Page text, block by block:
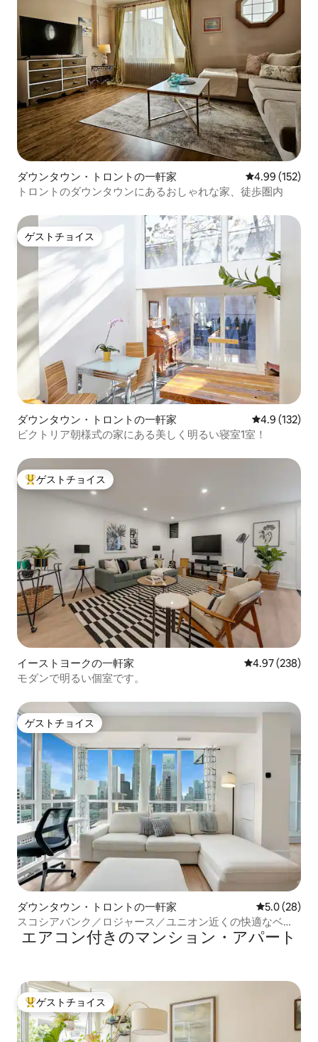
ダウンタウン・トロントの一軒家 レビュー152
4.99 (152)
トロントのダウンタウンにあるおしゃれな家、徒歩圏内
ゲストチョイス
ゲストチョイス
ダウンタウン・トロントの一軒家 レビュー132
4.9 (132)
ビクトリア朝様式の家にある美しく明るい寝室1室！
大好評のゲストチョイスです。
ゲストチョイス
イーストヨークの一軒家 レビュー238
4.97 (238)
モダンで明るい個室です。
ゲストチョイス
ゲストチョイス
ダウンタウン・トロントの一軒家 レビュー28
5.0 (28)
スコシアバンク／ロジャース／ユニオン近くの快適なベッ
ド2台のコンドミニアム
エアコン付きのマンション・アパート
大好評のゲストチョイスです。
ゲストチョイス